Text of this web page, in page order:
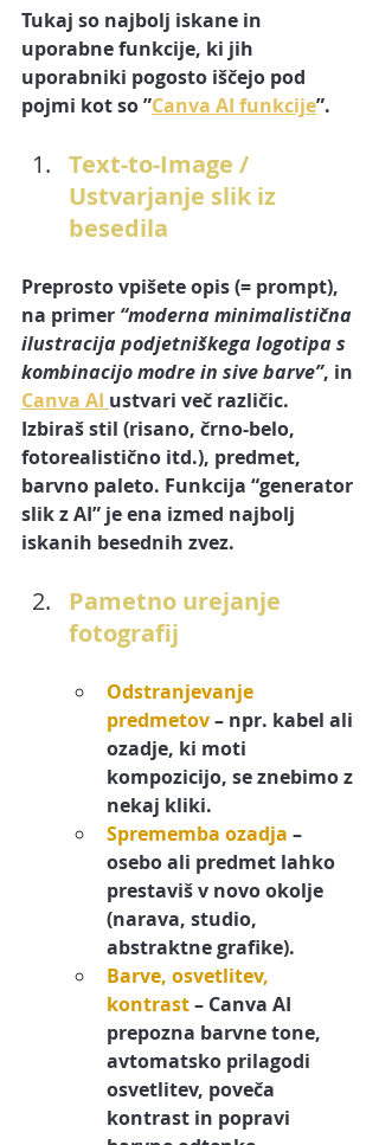
Tukaj so najbolj iskane in
uporabne funkcije, ki jih
uporabniki pogosto iščejo pod
pojmi kot so ”Canva AI funkcije”.
Text-to-Image /
Ustvarjanje slik iz
besedila
Preprosto vpišete opis (= prompt),
na primer “moderna minimalistična
ilustracija podjetniškega logotipa s
kombinacijo modre in sive barve”, in
Canva AI ustvari več različic.
Izbiraš stil (risano, črno-belo,
fotorealistično itd.), predmet,
barvno paleto. Funkcija “generator
slik z AI” je ena izmed najbolj
iskanih besednih zvez.
Pametno urejanje
fotografij
Odstranjevanje
predmetov – npr. kabel ali
ozadje, ki moti
kompozicijo, se znebimo z
nekaj kliki.
Sprememba ozadja –
osebo ali predmet lahko
prestaviš v novo okolje
(narava, studio,
abstraktne grafike).
Barve, osvetlitev,
kontrast– Canva AI
prepozna barvne tone,
avtomatsko prilagodi
osvetlitev, poveča
kontrast in popravi